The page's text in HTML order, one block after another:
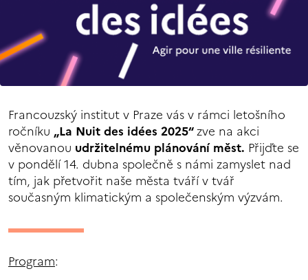
Francouzský institut v Praze vás v rámci letošního
ročníku „La Nuit des idées 2025“zve na akci
věnovanou udržitelnému plánování měst. Přijďte se
v pondělí 14. dubna společně s námi zamyslet nad
tím, jak přetvořit naše města tváří v tvář
současným klimatickým a společenským výzvám.
Program: